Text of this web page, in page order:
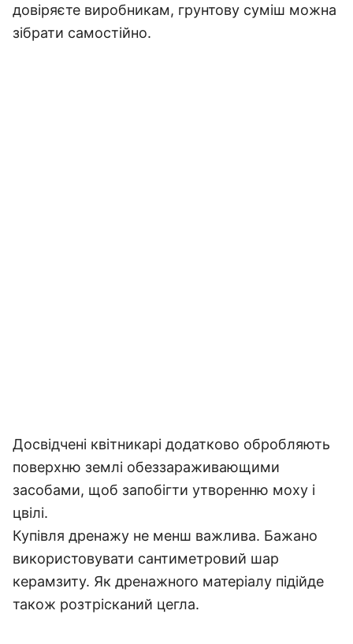
довіряєте виробникам, грунтову суміш можна
зібрати самостійно.
Досвідчені квітникарі додатково обробляють
поверхню землі обеззараживающими
засобами, щоб запобігти утворенню моху і
цвілі.
Купівля дренажу не менш важлива. Бажано
використовувати сантиметровий шар
керамзиту. Як дренажного матеріалу підійде
також розтрісканий цегла.